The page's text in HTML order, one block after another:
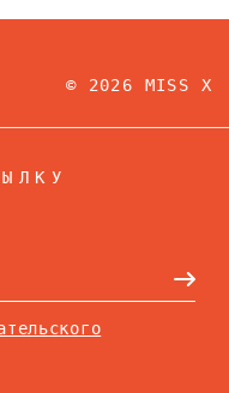
© 2026 MISS X